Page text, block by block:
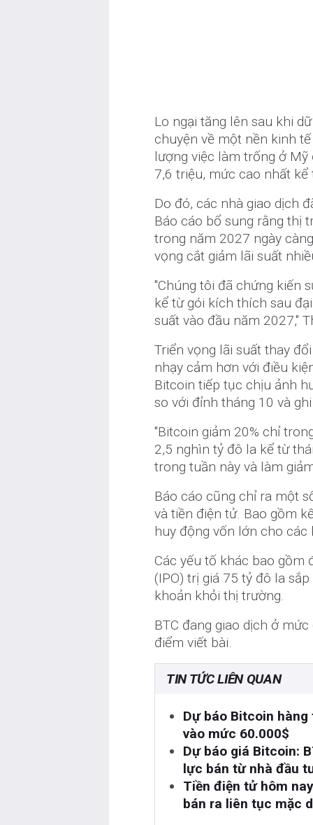
Lo ngại tăng lên sau khi
chuyện về một nền kinh
lượng việc làm trống ở
7,6 triệu, mức cao nhất
Do đó, các nhà giao dịch
Báo cáo bổ sung rằng thị
trong năm 2027 ngày
vọng cắt giảm lãi suất
"Chúng tôi đã chứng kiến
kể từ gói kích thích sau
suất vào đầu năm 2027,"
Triển vọng lãi suất thay
nhạy cảm hơn với điều
Bitcoin tiếp tục chịu ảnh
so với đỉnh tháng 10 và
"Bitcoin giảm 20% chỉ
2,5 nghìn tỷ đô la kể từ
trong tuần này và làm
Báo cáo cũng chỉ ra một
và tiền điện tử. Bao gồm
huy động vốn lớn cho các
Các yếu tố khác bao gồm
(IPO) trị giá 75 tỷ đô la
khoản khỏi thị trường.
BTC đang giao dịch ở
điểm viết bài.
TIN TỨC LIÊN QUAN
Dự báo Bitcoin
vào mức 60.000$
Dự báo giá Bitcoin:
lực bán từ nhà đầu
Tiền điện tử hôm
bán ra liên tục mặc